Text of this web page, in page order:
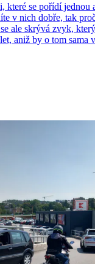
které se pořídí jednou
v nich dobře, tak
ale skrývá zvyk,
aniž by o tom sama